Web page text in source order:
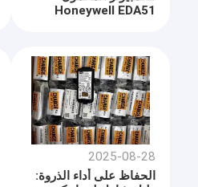
Honeywell EDA51
2025-08-28
الحفاظ على أداء الذروة: